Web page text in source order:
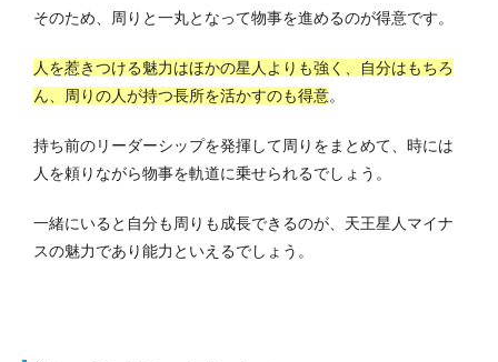
そのため、周りと一丸となって物事を進めるのが得意です。
人を惹きつける魅力はほかの星人よりも強く、自分はもちろ
ん、周りの人が持つ長所を活かすのも得意。
持ち前のリーダーシップを発揮して周りをまとめて、時には
人を頼りながら物事を軌道に乗せられるでしょう。
一緒にいると自分も周りも成長できるのが、天王星人マイナ
スの魅力であり能力といえるでしょう。